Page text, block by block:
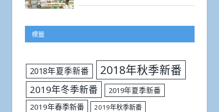
標籤
2018年夏季新番 2018年秋季新番
2019年冬季新番
2019年夏季新番
2019年春季新番
2019年秋季新番